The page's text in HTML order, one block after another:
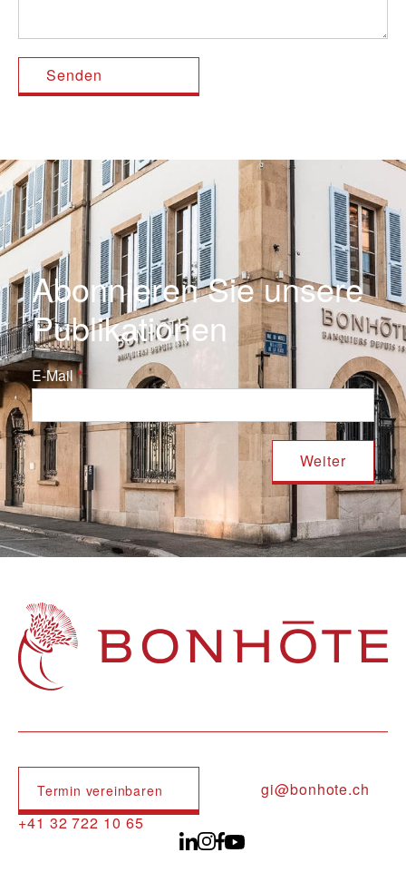
Abonnieren Sie unsere
Publikationen
E-Mail
Navigation principale
Termin vereinbaren
gi@bonhote.ch
+41 32 722 10 65